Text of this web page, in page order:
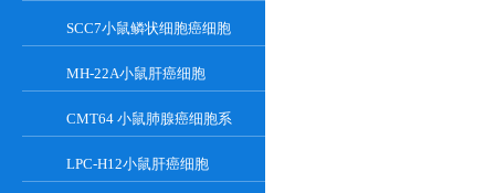
SCC7小鼠鳞状细胞癌细胞
MH-22A小鼠肝癌细胞
CMT64 小鼠肺腺癌细胞系
LPC-H12小鼠肝癌细胞